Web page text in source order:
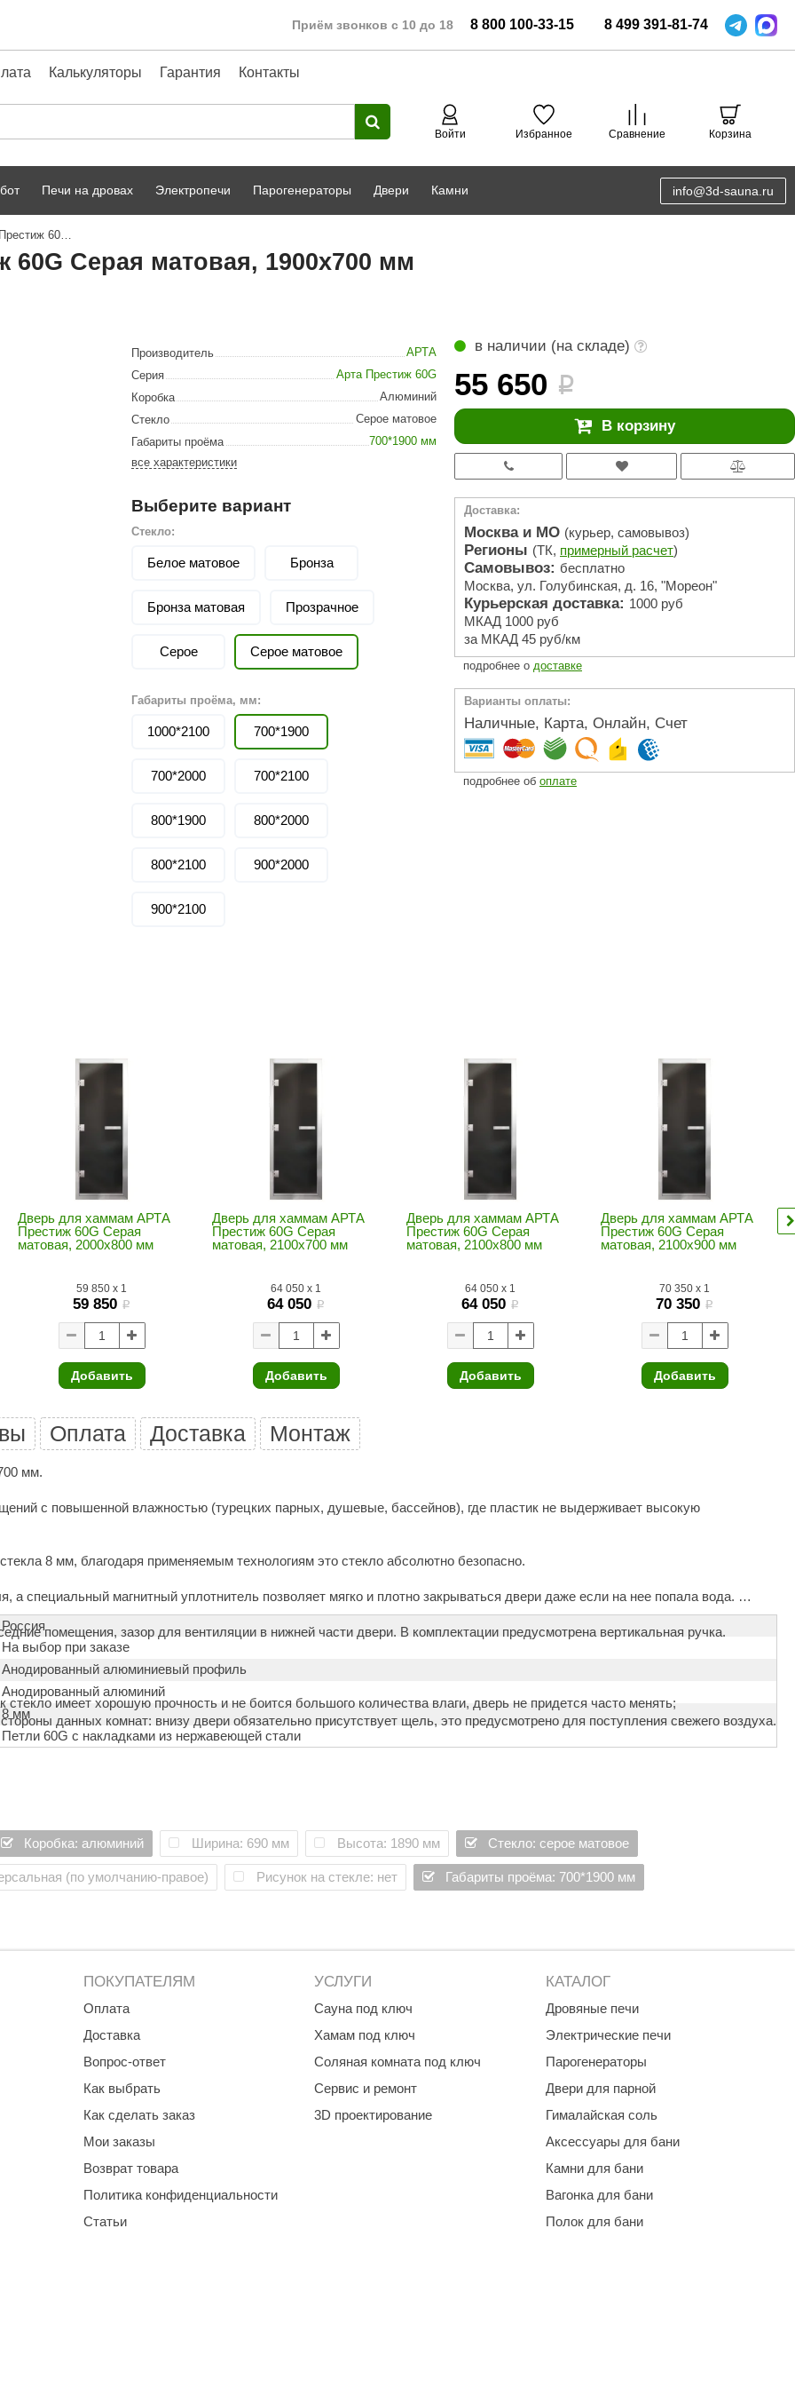
Приём звонков с 10 до 18 8 800 100-33-15 8 499 391-81-74
Калькуляторы Гарантия Контакты
Войти Избранное Сравнение Корзина
PRO METALL
Руспанель
Сталь-Мастер
CeruttiSpa Sangens
Fischer
RAINZ
Карельские легенды PolarSpa
Bentwood
Tylo
LUX ELEMENTS Wedi
Rohol
KOY Ec Light
Kvimol
Sturm
Aromawolke
Premier Morelli
Турция Делсот
Keya Sauna
EDMUNDAS Nikkarien
Печи на дровах Электропечи Парогенераторы Двери Камни info@3d-sauna.ru
Дверь для хаммам АРТА Престиж 60G Серая матовая, 1900х700 мм
Серая матовая, 1900х700 мм
в наличии (на складе)
55 650 i
В корзину
Производитель
АРТА
Серия
Арта Престиж 60G
Коробка
Алюминий
Стекло
Серое матовое
Габариты проёма
700*1900 мм
все характеристики
Выберите вариант
Стекло:
Белое матовое Бронза
Бронза матовая Прозрачное
Серое Серое матовое
Габариты проёма, мм:
1000*2100 700*1900
700*2000 700*2100
800*1900 800*2000
800*2100 900*2000
900*2100
Доставка:
Москва и МО (курьер, самовывоз)
Регионы (ТК, примерный расчет)
Самовывоз: бесплатно
Москва, ул. Голубинская, д. 16, "Мореон"
Курьерская доставка: 1000 руб
МКАД 1000 руб
за МКАД 45 руб/км
подробнее о доставке
Варианты оплаты:
Наличные, Карта, Онлайн, Счет
подробнее об оплате
Дверь для хаммам АРТА
Престиж 60G Серая
матовая, 2000х800 мм
59 850 x 1
59 850 i
Добавить
Дверь для хаммам АРТА
Престиж 60G Серая
матовая, 2100х700 мм
64 050 x 1
64 050 i
Добавить
Дверь для хаммам АРТА
Престиж 60G Серая
матовая, 2100х800 мм
64 050 x 1
64 050 i
Добавить
Дверь для хаммам АРТА
Престиж 60G Серая
матовая, 2100х900 мм
70 350 x 1
70 350 i
Добавить
Оплата Доставка Монтаж
мм.
с повышенной влажностью (турецких парных, душевые, бассейнов), где пластик не выдерживает высокую
8 мм, благодаря применяемым технологиям это стекло абсолютно безопасно.
а специальный магнитный уплотнитель позволяет мягко и плотно закрываться двери даже если на нее попала вода.
помещения, зазор для вентиляции в нижней части двери. В комплектации предусмотрена вертикальная ручка.
имеет хорошую прочность и не боится большого количества влаги, дверь не придется часто менять;
данных комнат: внизу двери обязательно присутствует щель, это предусмотрено для поступления свежего воздуха.
«Престиж» абсолютно демократичная, плюс к низкой цене вы получаете качественную дверь и комфортное общение с
стекло, оно осыпается на мелкие кусочки, об которые невозможно порезаться и нанести вред человеку.
Россия
На выбор при заказе
Анодированный алюминиевый профиль
Анодированный алюминий
8 мм
Петли 60G c накладками из нержавеющей стали
Коробка: алюминий Ширина: 690 мм Высота: 1890 мм Стекло: серое матовое
(по умолчанию-правое) Рисунок на стекле: нет Габариты проёма: 700*1900 мм
ПОКУПАТЕЛЯМ
Оплата
Доставка
Вопрос-ответ
Как выбрать
Как сделать заказ
Мои заказы
Возврат товара
Политика конфиденциальности
Статьи
УСЛУГИ
Сауна под ключ
Хамам под ключ
Соляная комната под ключ
Сервис и ремонт
3D проектирование
КАТАЛОГ
Дровяные печи
Электрические печи
Парогенераторы
Двери для парной
Гималайская соль
Аксессуары для бани
Камни для бани
Вагонка для бани
Полок для бани